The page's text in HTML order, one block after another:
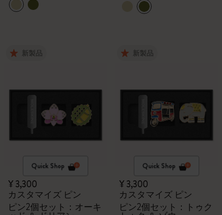
新製品
Quick Shop
¥ 3,300
カスタマイズ ピン
ピン2個セット：オーキ
新製品
Quick Shop
¥ 3,300
カスタマイズ ピン
ピン2個セット：トゥク